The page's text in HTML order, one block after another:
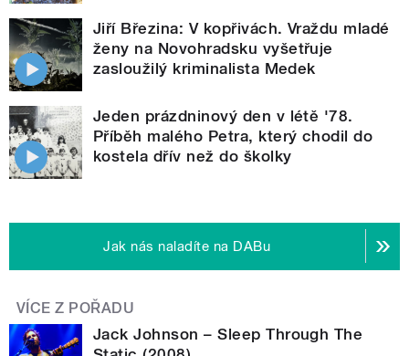
Jiří Březina: V kopřivách. Vraždu mladé
ženy na Novohradsku vyšetřuje
zasloužilý kriminalista Medek
Jeden prázdninový den v létě '78.
Příběh malého Petra, který chodil do
kostela dřív než do školky
Jak nás naladíte na DABu
VÍCE Z POŘADU
Jack Johnson – Sleep Through The